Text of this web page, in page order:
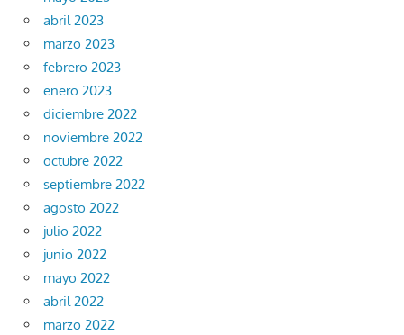
abril 2023
marzo 2023
febrero 2023
enero 2023
diciembre 2022
noviembre 2022
octubre 2022
septiembre 2022
agosto 2022
julio 2022
junio 2022
mayo 2022
abril 2022
marzo 2022